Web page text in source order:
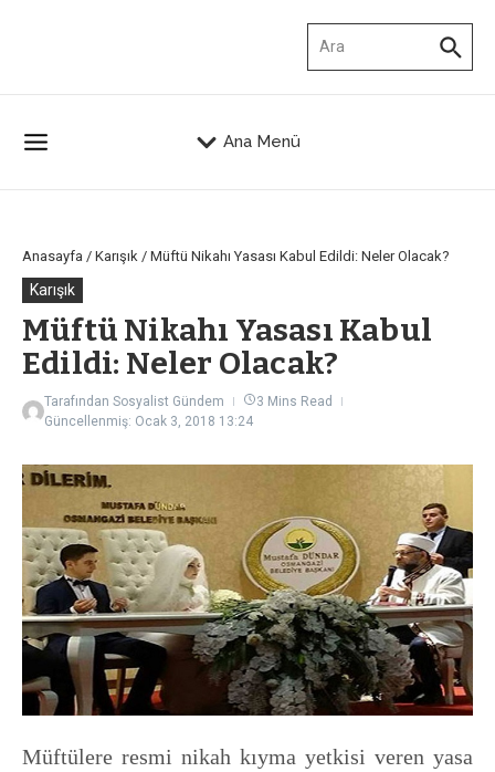
Ana Menü
Anasayfa / Karışık / Müftü Nikahı Yasası Kabul Edildi: Neler Olacak?
Karışık
Müftü Nikahı Yasası Kabul
Edildi: Neler Olacak?
Tarafından Sosyalist Gündem
3 Mins Read
Güncellenmiş: Ocak 3, 2018 13:24
Müftülere resmi nikah kıyma yetkisi veren yasa